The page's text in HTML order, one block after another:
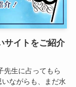
サイトをご紹介
先生に占ってもら
ながらも、まだ水